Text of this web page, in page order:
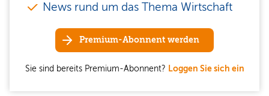
News rund um das Thema Wirtschaft
Premium-Abonnent werden
Sie sind bereits Premium-Abonnent? Loggen Sie sich ein